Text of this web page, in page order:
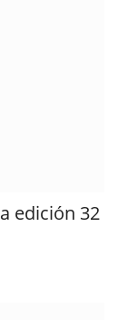
edición 32